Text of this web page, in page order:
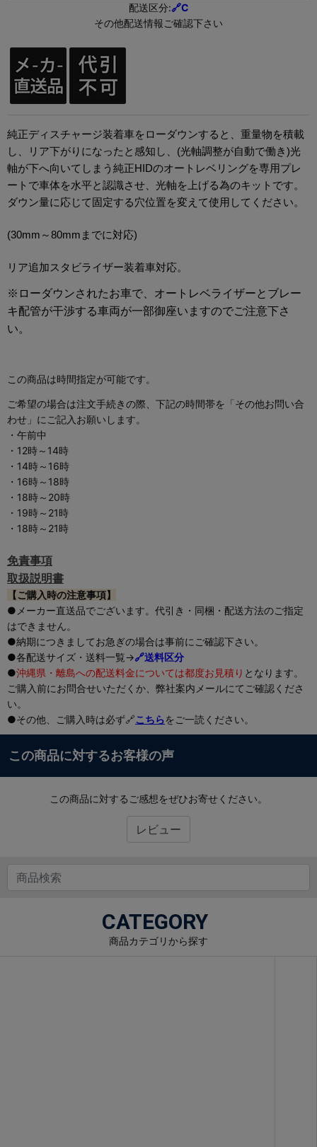
配送区分:🔗C
その他配送情報ご確認下さい
純正ディスチャージ装着車をローダウンすると、重量物を積載
し、リア下がりになったと感知し、(光軸調整が自動で働き)光
軸が下へ向いてしまう純正HIDのオートレベリングを専用プレ
ートで車体を水平と認識させ、光軸を上げる為のキットです。
ダウン量に応じて固定する穴位置を変えて使用してください。
(30mm～80mmまでに対応)
リア追加スタビライザー装着車対応。
※ローダウンされたお車で、オートレベライザーとブレー
キ配管が干渉する車両が一部御座いますのでご注意下さ
い。
この商品は時間指定が可能です。
ご希望の場合は注文手続きの際、下記の時間帯を「その他お問い合
わせ」にご記入お願いします。
・午前中
・12時～14時
・14時～16時
・16時～18時
・18時～20時
・19時～21時
・18時～21時
免責事項
取扱説明書
【ご購入時の注意事項】
●メーカー直送品でございます。代引き・同梱・配送方法のご指定
はできません。
●納期につきましてお急ぎの場合は事前にご確認下さい。
●各配送サイズ・送料一覧→🔗送料区分
●沖縄県・離島への配送料金については都度お見積り となります。
ご購入前にお問合せいただくか、弊社案内メールにてご確認くださ
い。
●その他、ご購入時は必ず🔗こちらをご一読ください。
この商品に対するお客様の声
この商品に対するご感想をぜひお寄せください。
レビュー
CATEGORY
商品カテゴリから探す